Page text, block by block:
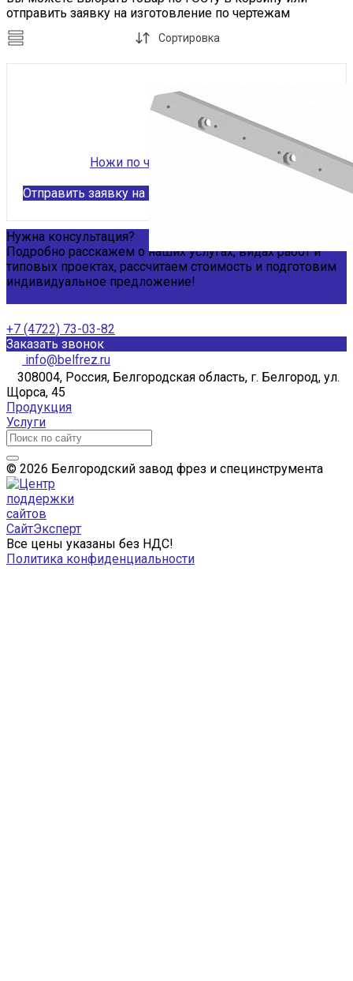
отправить заявку на изготовление по чертежам
Сортировка
Ножи по чертежам заказчика
Отправить заявку на изготовление
Нужна консультация?
Подробно расскажем о наших услугах, видах работ и
типовых проектах, рассчитаем стоимость и подготовим
индивидуальное предложение!
+7 (4722) 73-03-82
Заказать звонок
info@belfrez.ru
308004, Россия, Белгородская область, г. Белгород, ул.
Щорса, 45
Продукция
Услуги
© 2026 Белгородский завод фрез и специнструмента
Все цены указаны без НДС!
Политика конфиденциальности